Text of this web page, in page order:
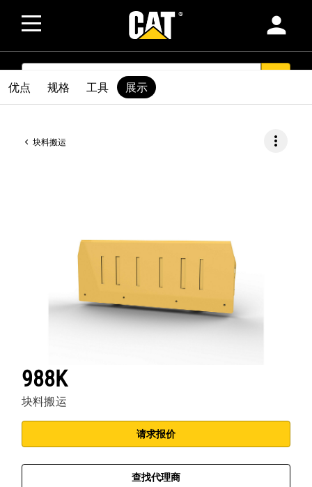
person
SEARCH
块料搬运 more_vert
988K
块料搬运
请求报价
查找代理商
优点 规格 工具 展示